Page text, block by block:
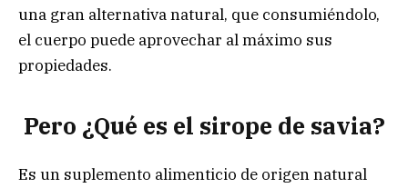
una gran alternativa natural, que consumiéndolo,
el cuerpo puede aprovechar al máximo sus
propiedades.
Pero ¿Qué es el sirope de savia?
Es un suplemento alimenticio de origen natural